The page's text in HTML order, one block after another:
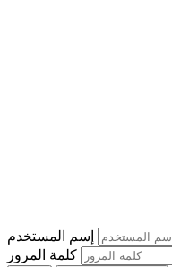
إسم المستخدم
كلمة المرور